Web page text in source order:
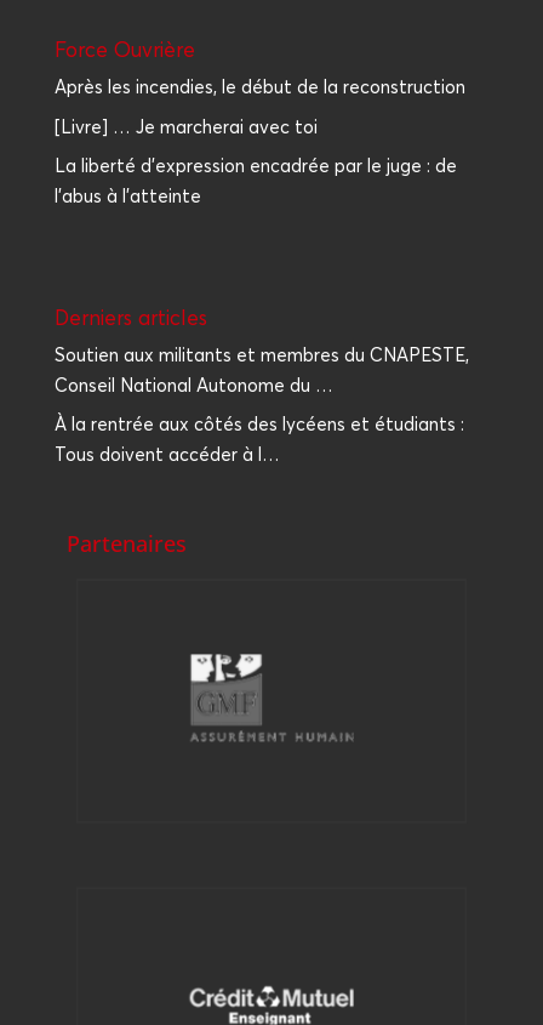
Force Ouvrière
Après les incendies, le début de la reconstruction
[Livre] … Je marcherai avec toi
La liberté d'expression encadrée par le juge : de
l'abus à l'atteinte
Der­niers articles
Sou­tien aux mili­tants et membres du CNAPESTE,
Conseil Natio­nal Auto­nome du …
À la ren­trée aux côtés des lycéens et étu­diants :
Tous doivent accé­der à l…
Partenaires